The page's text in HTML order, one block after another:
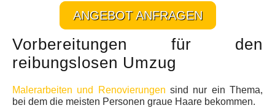
ANGEBOT ANFRAGEN
Vorbereitungen für den
reibungslosen Umzug
Malerarbeiten und Renovierungen sind nur ein Thema,
bei dem die meisten Personen graue Haare bekommen.